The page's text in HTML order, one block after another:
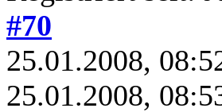
#70
25.01.2008,
25.01.2008,